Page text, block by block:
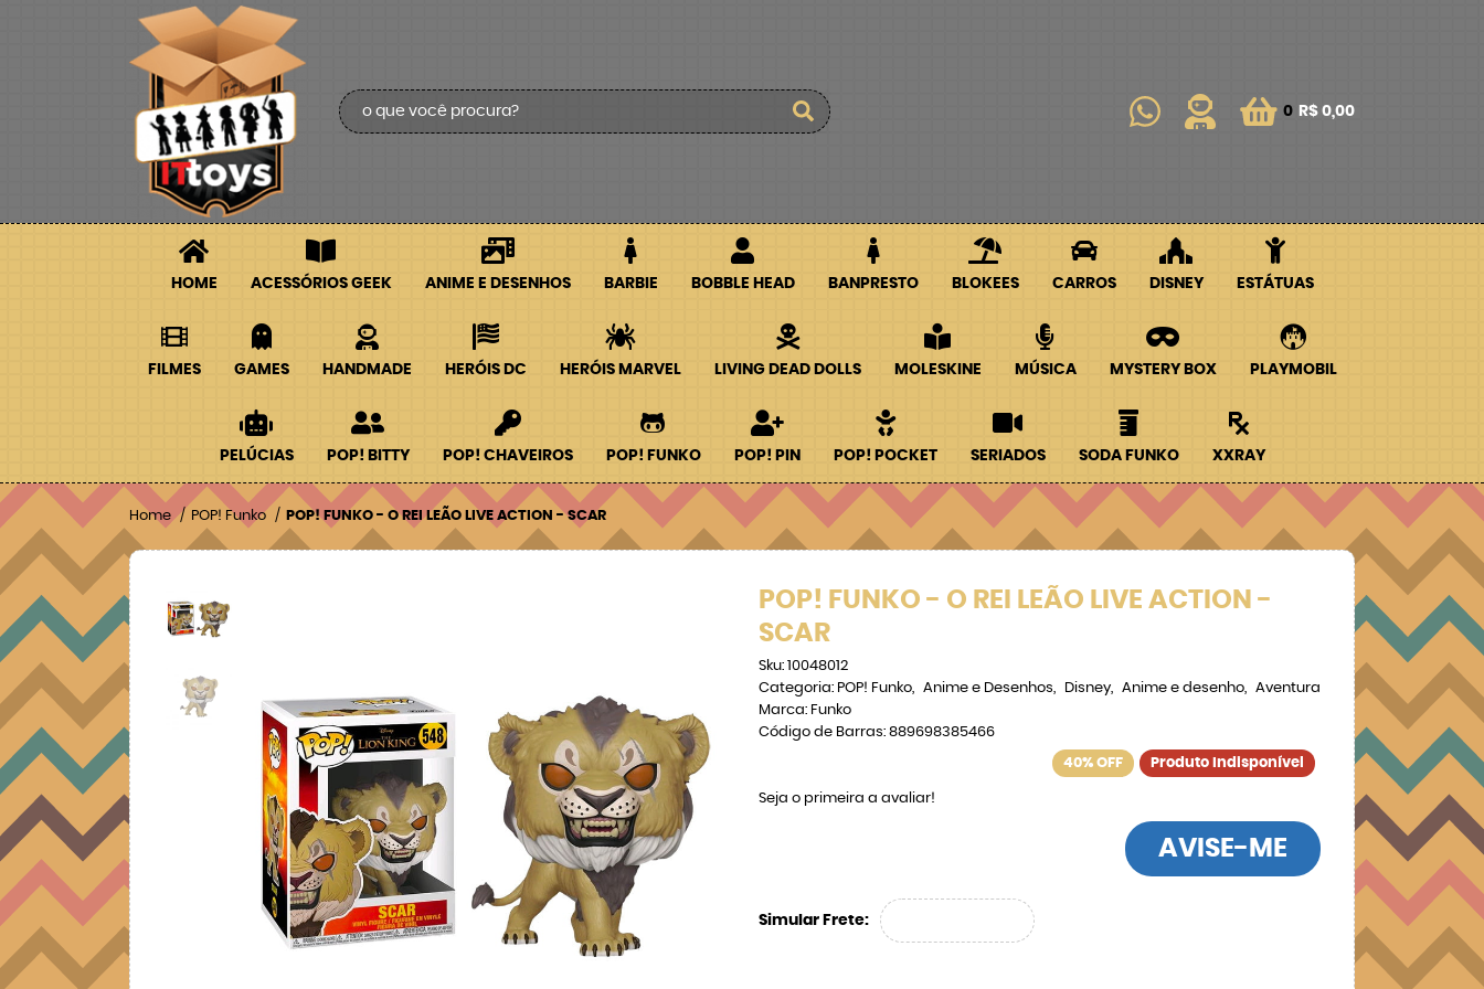
0 R$ 0,00
HOME ACESSÓRIOS GEEK ANIME E DESENHOS BARBIE BOBBLE HEAD BANPRESTO BLOKEES CARROS DISNEY ESTÁTUAS
FILMES GAMES HANDMADE HERÓIS DC HERÓIS MARVEL LIVING DEAD DOLLS MOLESKINE MÚSICA MYSTERY BOX PLAYMOBIL
PELÚCIAS POP! BITTY POP! CHAVEIROS POP! FUNKO POP! PIN POP! POCKET SERIADOS SODA FUNKO XXRAY
Home POP! Funko POP! FUNKO - O REI LEÃO LIVE ACTION - SCAR
POP! FUNKO - O REI LEÃO LIVE ACTION -
SCAR
Sku: 10048012
Categoria: POP! Funko Anime e Desenhos Disney Anime e desenho
Aventura
Marca: Funko
Código de Barras: 889698385466
40% OFF Produto Indisponível
Seja o primeira a avaliar!
AVISE-ME
Simular Frete: